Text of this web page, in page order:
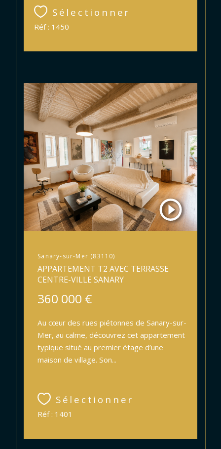
Sélectionner
Réf : 1450
Sanary-sur-Mer (83110)
APPARTEMENT T2 AVEC TERRASSE
CENTRE-VILLE SANARY
360 000 €
Au cœur des rues piétonnes de Sanary-sur-
Mer, au calme, découvrez cet appartement
typique situé au premier étage d’une
maison de village. Son...
Sélectionner
Réf : 1401